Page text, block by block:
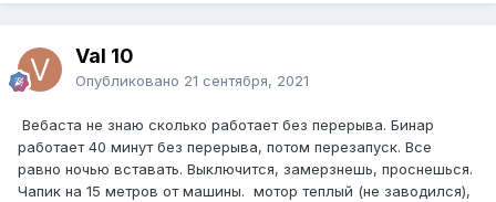
Val 10
Опубликовано 21 сентября, 2021
Вебаста не знаю сколько работает без перерыва. Бинар
работает 40 минут без перерыва, потом перезапуск. Все
равно ночью вставать. Выключится, замерзнешь, проснешься.
Чапик на 15 метров от машины. мотор теплый (не заводился),